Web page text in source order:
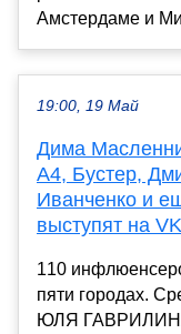
Амстердаме и
19:00, 19 Май
Дима
А4, Бустер,
Иванченко и
выступят на
110
пяти городах.
ЮЛЯ